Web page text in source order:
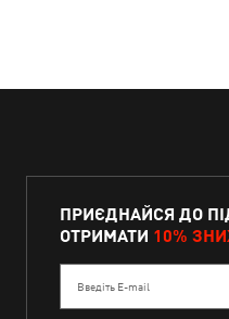
ПРИЄДНАЙСЯ ДО
ОТРИМАТИ 10%
Введіть E-mail